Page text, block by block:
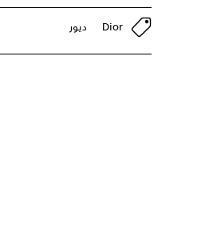
Dior ديور